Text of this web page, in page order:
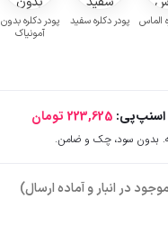
الماس پودر دکلره سفید
پودر دکلره بدون
آمونیاک
اسنپ‌پی: 223,625 تومان
در انبار و آماده ارسال)